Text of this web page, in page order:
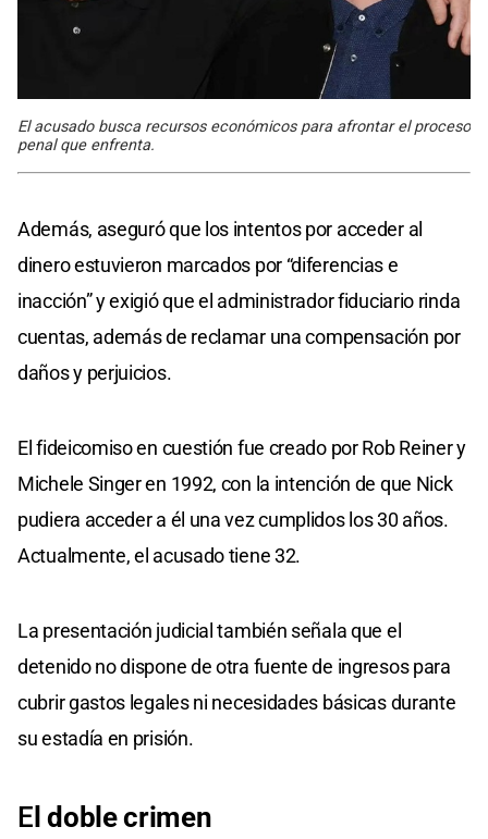
El acusado busca recursos económicos para afrontar el proceso
penal que enfrenta.
Además, aseguró que los intentos por acceder al
dinero estuvieron marcados por “diferencias e
inacción” y exigió que el administrador fiduciario rinda
cuentas, además de reclamar una compensación por
daños y perjuicios.
El fideicomiso en cuestión fue creado por Rob Reiner y
Michele Singer en 1992, con la intención de que Nick
pudiera acceder a él una vez cumplidos los 30 años.
Actualmente, el acusado tiene 32.
La presentación judicial también señala que el
detenido no dispone de otra fuente de ingresos para
cubrir gastos legales ni necesidades básicas durante
su estadía en prisión.
E l doble crimen